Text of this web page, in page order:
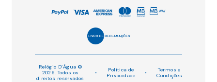
Relógio D’Água ©
2026. Todos os
direitos reservados
•
Política de
Privacidade
•
Termos e
Condições